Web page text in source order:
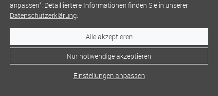
anpassen". Detailliertere Informationen finden Sie in unserer
Datenschutzerklärung.
Alle akzeptieren
Nur notwendige akzeptieren
Einstellungen anpassen